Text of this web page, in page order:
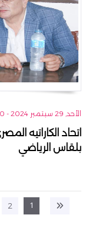
الأحد, 29 سبتمبر 2024 - 07:50 ص
اتحاد الكاراتيه
بلقاس الرياضي
1
2